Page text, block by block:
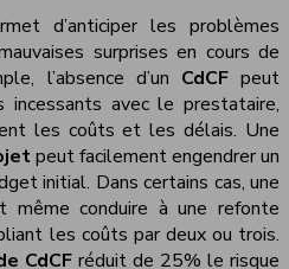
d’anticiper les problèmes
surprises en cours de
l’absence d’un CdCFpeut
incessants avec le prestataire,
les coûts et les délais. Une
peut facilement engendrer un
initial. Dans certains cas, une
même conduire à une refonte
les coûts par deux ou trois.
CdCF réduit de 25% le risque